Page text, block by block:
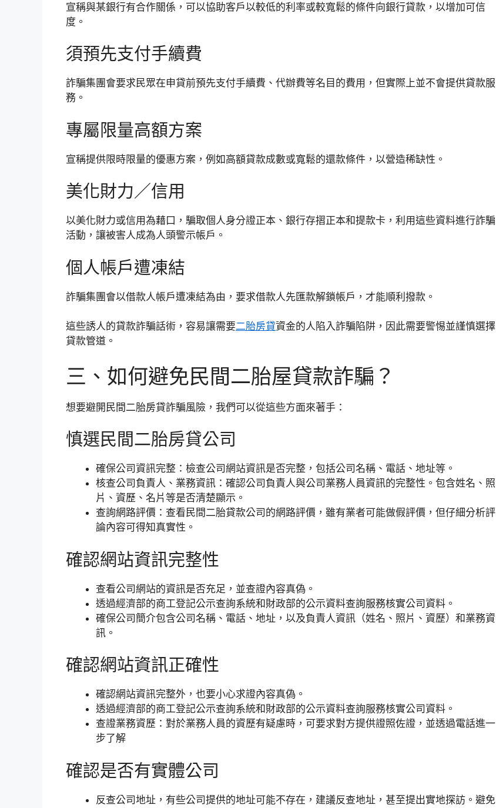
宣稱與某銀行有合作關係，可以協助客戶以較低的利率或較寬鬆的條件向銀行貸款，以增加可信
度。
須預先支付手續費
詐騙集團會要求民眾在申貸前預先支付手續費、代辦費等名目的費用，但實際上並不會提供貸款服
務。
專屬限量高額方案
宣稱提供限時限量的優惠方案，例如高額貸款成數或寬鬆的還款條件，以營造稀缺性。
美化財力／信用
以美化財力或信用為藉口，騙取個人身分證正本、銀行存摺正本和提款卡，利用這些資料進行詐騙
活動，讓被害人成為人頭警示帳戶。
個人帳戶遭凍結
詐騙集團會以借款人帳戶遭凍結為由，要求借款人先匯款解鎖帳戶，才能順利撥款。
這些誘人的貸款詐騙話術，容易讓需要二胎房貸資金的人陷入詐騙陷阱，因此需要警惕並謹慎選擇
貸款管道。
三、如何避免民間二胎屋貸款詐騙？
想要避開民間二胎房貸詐騙風險，我們可以從這些方面來著手：
慎選民間二胎房貸公司
確保公司資訊完整：檢查公司網站資訊是否完整，包括公司名稱、電話、地址等。
核查公司負責人、業務資訊：確認公司負責人與公司業務人員資訊的完整性。包含姓名、照
片、資歷、名片等是否清楚顯示。
查詢網路評價：查看民間二胎貸款公司的網路評價，雖有業者可能做假評價，但仔細分析評
論內容可得知真實性。
確認網站資訊完整性
查看公司網站的資訊是否充足，並查證內容真偽。
透過經濟部的商工登記公示查詢系統和財政部的公示資料查詢服務核實公司資料。
確保公司簡介包含公司名稱、電話、地址，以及負責人資訊（姓名、照片、資歷）和業務資
訊。
確認網站資訊正確性
確認網站資訊完整外，也要小心求證內容真偽。
透過經濟部的商工登記公示查詢系統和財政部的公示資料查詢服務核實公司資料。
查證業務資歷：對於業務人員的資歷有疑慮時，可要求對方提供證照佐證，並透過電話進一
步了解
確認是否有實體公司
反查公司地址，有些公司提供的地址可能不存在，建議反查地址，甚至提出實地探訪。避免